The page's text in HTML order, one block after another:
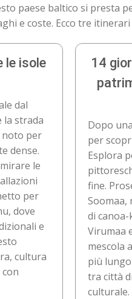
paese baltico si presta
e coste. Ecco tre
le isole
dal
la strada
noto per
dense.
le
per
dove
e
cultura
14
Dopo
per
Esplora
fine.
Soomaa,
di
Virumaa
mescola
più
tra città
culturale.